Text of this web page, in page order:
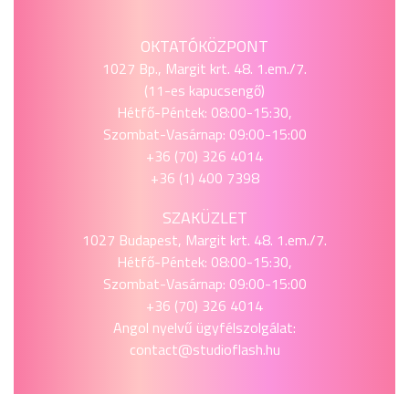
OKTATÓKÖZPONT
1027 Bp., Margit krt. 48. 1.em./7.
(11-es kapucsengő)
Hétfő-Péntek: 08:00-15:30,
Szombat-Vasárnap: 09:00-15:00
+36 (70) 326 4014
+36 (1) 400 7398
SZAKÜZLET
1027 Budapest, Margit krt. 48. 1.em./7.
Hétfő-Péntek: 08:00-15:30,
Szombat-Vasárnap: 09:00-15:00
+36 (70) 326 4014
Angol nyelvű ügyfélszolgálat:
contact@studioflash.hu